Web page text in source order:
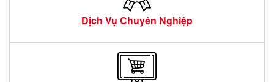
Dịch Vụ Chuyên Nghiệp